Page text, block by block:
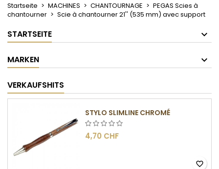
Startseite MACHINES CHANTOURNAGE
PEGAS Scies à
chantourner
Scie à chantourner 21'' (535 mm) avec support
STARTSEITE
MARKEN
VERKAUFSHITS
STYLO SLIMLINE CHROMÉ
4,70 CHF
favorite_border